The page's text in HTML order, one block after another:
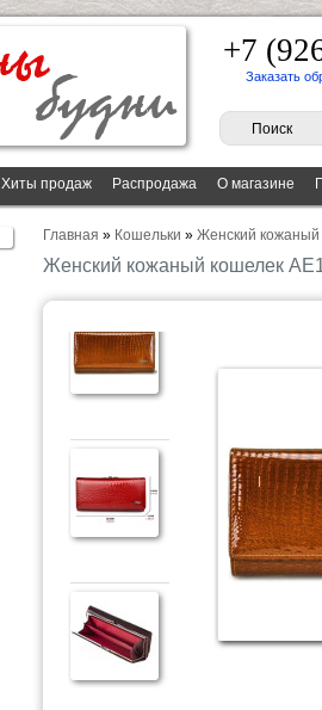
+7
Заказать
Хиты продаж Распродажа О магазине
Главная » Кошельки » Женский кожаный
Женский кожаный кошелек